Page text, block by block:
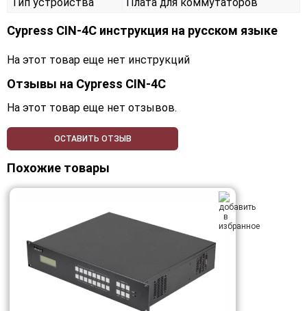
Cypress CIN-4C инструкция на русском языке
На этот товар еще нет инструкций
Отзывы на Cypress CIN-4C
На этот товар еще нет отзывов.
ОСТАВИТЬ ОТЗЫВ
Похожие товары